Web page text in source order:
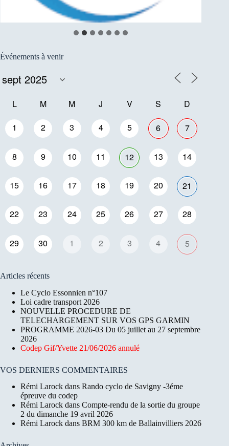
Événements à venir
L M M J V S D
1 2 3 4 5 6 7
8 9 10 11 12 13 14
15 16 17 18 19 20 21
22 23 24 25 26 27 28
29 30 1 2 3 4 5
Articles récents
Le Cyclo Essonnien n°107
Loi cadre transport 2026
NOUVELLE PROCEDURE DE
TELECHARGEMENT SUR VOS GPS GARMIN
PROGRAMME 2026-03 Du 05 juillet au 27 septembre
2026
Codep Gif/Yvette 21/06/2026 annulé
VOS DERNIERS COMMENTAIRES
Rémi Larock dans Rando cyclo de Savigny -3éme
épreuve du codep
Rémi Larock dans Compte-rendu de la sortie du groupe
2 du dimanche 19 avril 2026
Rémi Larock dans BRM 300 km de Ballainvilliers 2026